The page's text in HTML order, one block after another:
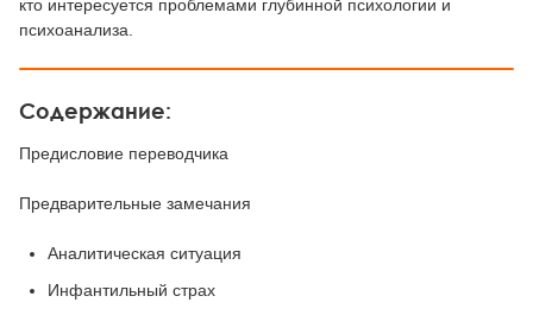
кто интересуется проблемами глубинной психологии и
психоанализа.
Содержание:
Предисловие переводчика
Предварительные замечания
Аналитическая ситуация
Инфантильный страх